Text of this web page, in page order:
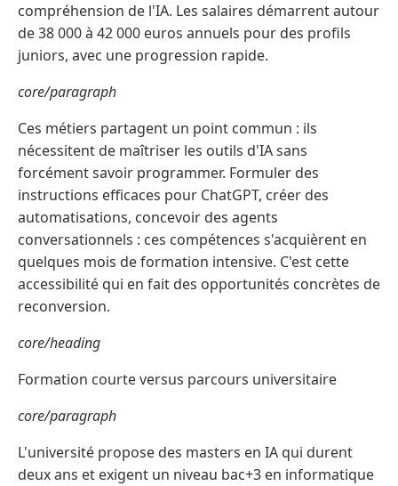
compréhension de l'IA. Les salaires démarrent autour
de 38 000 à 42 000 euros annuels pour des profils
juniors, avec une progression rapide.
core/paragraph
Ces métiers partagent un point commun : ils
nécessitent de maîtriser les outils d'IA sans
forcément savoir programmer. Formuler des
instructions efficaces pour ChatGPT, créer des
automatisations, concevoir des agents
conversationnels : ces compétences s'acquièrent en
quelques mois de formation intensive. C'est cette
accessibilité qui en fait des opportunités concrètes de
reconversion.
core/heading
Formation courte versus parcours universitaire
core/paragraph
L'université propose des masters en IA qui durent
deux ans et exigent un niveau bac+3 en informatique